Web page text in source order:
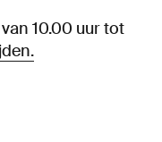
10.00 uur tot